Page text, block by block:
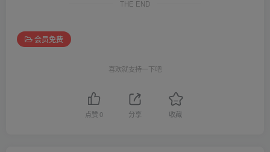
THE END
会员免费
喜欢就支持一下吧
点赞0 分享 收藏